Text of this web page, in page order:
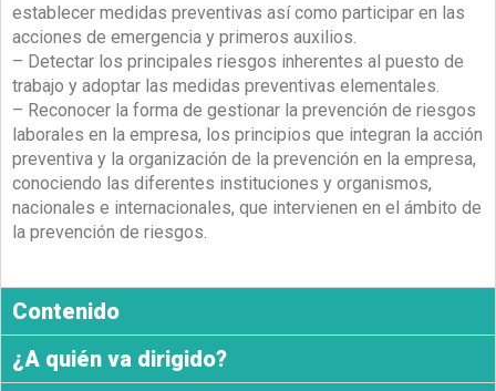
establecer medidas preventivas así como participar en las
acciones de emergencia y primeros auxilios.
– Detectar los principales riesgos inherentes al puesto de
trabajo y adoptar las medidas preventivas elementales.
– Reconocer la forma de gestionar la prevención de riesgos
laborales en la empresa, los principios que integran la acción
preventiva y la organización de la prevención en la empresa,
conociendo las diferentes instituciones y organismos,
nacionales e internacionales, que intervienen en el ámbito de
la prevención de riesgos.
Contenido
¿A quién va dirigido?